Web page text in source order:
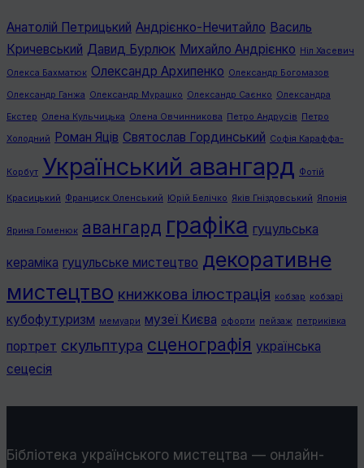
Анатолій Петрицький Андрієнко-Нечитайло Василь
Кричевський Давид Бурлюк Михайло Андрієнко Ніл Хасевич
Олекса Бахматюк Олександр Архипенко Олександр Богомазов
Олександр Ганжа Олександр Мурашко Олександр Саєнко Олександра
Екстер Олена Кульчицька Олена Овчинникова Петро Андрусів Петро
Холодний Роман Яців Святослав Гординський Софія Караффа-
Корбут Український авангард Фотій
Красицький Франциск Оленський Юрій Белічко Яків Гніздовський Японія
Ярина Гоменюк авангард графiка гуцульська
кераміка гуцульське мистецтво декоративне
мистецтво книжкова ілюстрація кобзар кобзарі
кубофутуризм мемуари музеї Києва офорти пейзаж петриківка
портрет скульптура сценографія українська
сецесія
Бібліотека українського мистецтва — онлайн-